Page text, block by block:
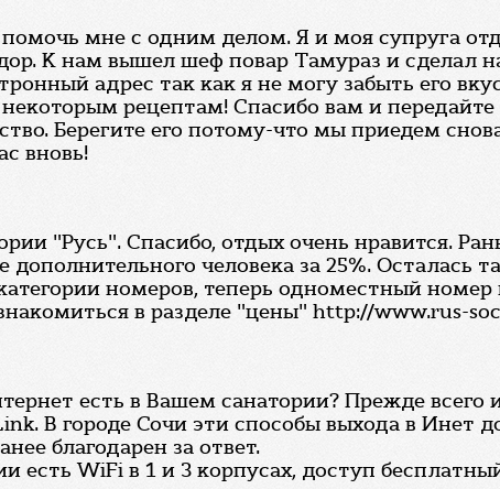
помочь мне с одним делом. Я и моя супруга
К нам вышел шеф повар Тамураз и сделал
адрес так как я не могу забыть его
рецептам! Спасибо вам и
Берегите его потому-что мы приедем
вновь!
"Русь". Спасибо, отдых очень нравится.
человека за 25%. Осталась
номеров, теперь одноместный
в разделе "цены" http://www.rus-
есть в Вашем санатории? Прежде всего
В городе Сочи эти способы выхода в Инет
благодарен за ответ.
есть WiFi в 1 и 3 корпусах, доступ